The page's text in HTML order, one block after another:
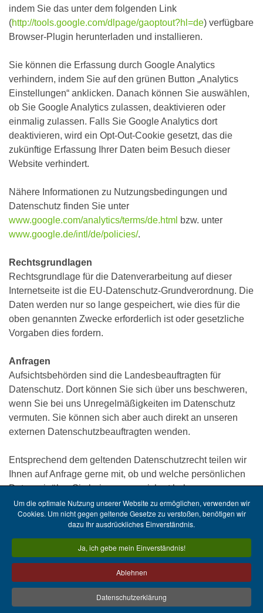
indem Sie das unter dem folgenden Link
(http://tools.google.com/dlpage/gaoptout?hl=de) verfügbare
Browser-Plugin herunterladen und installieren.
Sie können die Erfassung durch Google Analytics
verhindern, indem Sie auf den grünen Button „Analytics
Einstellungen“ anklicken. Danach können Sie auswählen,
ob Sie Google Analytics zulassen, deaktivieren oder
einmalig zulassen. Falls Sie Google Analytics dort
deaktivieren, wird ein Opt-Out-Cookie gesetzt, das die
zukünftige Erfassung Ihrer Daten beim Besuch dieser
Website verhindert.
Nähere Informationen zu Nutzungsbedingungen und
Datenschutz finden Sie unter
www.google.com/analytics/terms/de.html bzw. unter
www.google.de/intl/de/policies/.
Rechtsgrundlagen
Rechtsgrundlage für die Datenverarbeitung auf dieser
Internetseite ist die EU-Datenschutz-Grundverordnung. Die
Daten werden nur so lange gespeichert, wie dies für die
oben genannten Zwecke erforderlich ist oder gesetzliche
Vorgaben dies fordern.
Anfragen
Aufsichtsbehörden sind die Landesbeauftragten für
Datenschutz. Dort können Sie sich über uns beschweren,
wenn Sie bei uns Unregelmäßigkeiten im Datenschutz
vermuten. Sie können sich aber auch direkt an unseren
externen Datenschutzbeauftragten wenden.
Entsprechend dem geltenden Datenschutzrecht teilen wir
Ihnen auf Anfrage gerne mit, ob und welche persönlichen
Daten wir über Sie bei uns gespeichert haben.
© 2026 by Tischendorf Bestattungen, Kiel
Kontaktformular
Datenschutz
Um die optimale Nutzung unserer Website zu ermöglichen, verwenden wir
Cookies. Um nicht gegen geltende Gesetze zu verstoßen, benötigen wir
dazu Ihr ausdrückliches Einverständnis.
Ja, ich gebe mein Einverständnis!
Ablehnen
Datenschutzerklärung